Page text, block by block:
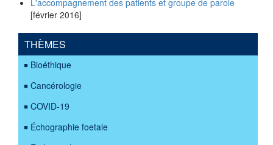
L'accompagnement des patients et groupe de parole
[février 2016]
THÈMES
Bioéthique
Cancérologie
COVID-19
Échographie foetale